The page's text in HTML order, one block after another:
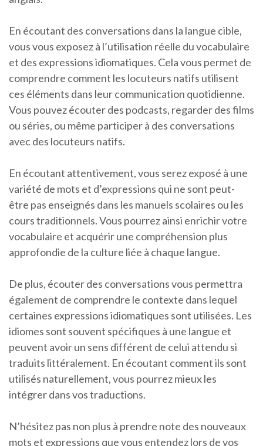
En écoutant des conversations dans la langue cible,
vous vous exposez à l’utilisation réelle du vocabulaire
et des expressions idiomatiques. Cela vous permet de
comprendre comment les locuteurs natifs utilisent
ces éléments dans leur communication quotidienne.
Vous pouvez écouter des podcasts, regarder des films
ou séries, ou même participer à des conversations
avec des locuteurs natifs.
En écoutant attentivement, vous serez exposé à une
variété de mots et d’expressions qui ne sont peut-
être pas enseignés dans les manuels scolaires ou les
cours traditionnels. Vous pourrez ainsi enrichir votre
vocabulaire et acquérir une compréhension plus
approfondie de la culture liée à chaque langue.
De plus, écouter des conversations vous permettra
également de comprendre le contexte dans lequel
certaines expressions idiomatiques sont utilisées. Les
idiomes sont souvent spécifiques à une langue et
peuvent avoir un sens différent de celui attendu si
traduits littéralement. En écoutant comment ils sont
utilisés naturellement, vous pourrez mieux les
intégrer dans vos traductions.
N’hésitez pas non plus à prendre note des nouveaux
mots et expressions que vous entendez lors de vos